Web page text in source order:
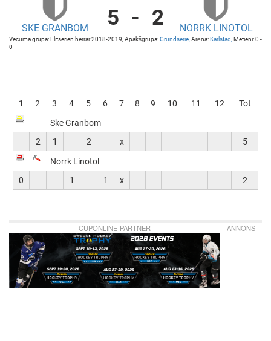
Granbom
Karlstad
SKE GRANBOM 5 - 2 NORRK LINOTOL
Vecuma grupa: Elitserien herrar 2018-2019, Apakšgrupa:Grundserie, Arēna:Karlstad, Metieni: 0 -
0
1 2 3 4 5 6 7 8 9 10 11 12
Tot
Ske Granbom
2
1 2 x 5
Norrk Linotol
0
1 1 x 2
CUPONLINE-PARTNER ANNONS